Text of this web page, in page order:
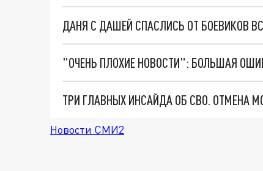
ДАНЯ С ДАШЕЙ СПАСЛИСЬ ОТ БОЕВИКОВ
Новости СМИ2